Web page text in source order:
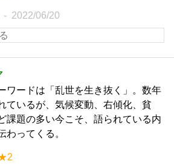
2022/06/20
ワードは「乱世を生き抜く」。数年
ているが、気候変動、右傾化、貧
課題の多い今こそ、語られている内
わってくる。